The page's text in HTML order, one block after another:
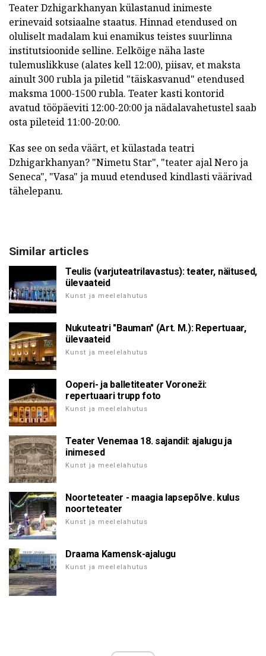
Teater Dzhigarkhanyan külastanud inimeste
erinevaid sotsiaalne staatus. Hinnad etendused on
oluliselt madalam kui enamikus teistes suurlinna
institutsioonide selline. Eelkõige näha laste
tulemuslikkuse (alates kell 12:00), piisav, et maksta
ainult 300 rubla ja piletid "täiskasvanud" etendused
maksma 1000-1500 rubla. Teater kasti kontorid
avatud tööpäeviti 12:00-20:00 ja nädalavahetustel saab
osta pileteid 11:00-20:00.
Kas see on seda väärt, et külastada teatri
Dzhigarkhanyan? "Nimetu Star", "teater ajal Nero ja
Seneca", "Vasa" ja muud etendused kindlasti väärivad
tähelepanu.
Similar articles
Teulis (varjuteatrilavastus): teater, näitused,
ülevaateid
Kunst ja meelelahutus
Nukuteatri "Bauman" (Art. M.): Repertuaar,
ülevaateid
Kunst ja meelelahutus
Ooperi- ja balletiteater Voroneži:
repertuaari trupp foto
Kunst ja meelelahutus
Teater Venemaa 18. sajandil: ajalugu ja
inimesed
Kunst ja meelelahutus
Noorteteater - maagia lapsepõlve. kulus
noorteteater
Kunst ja meelelahutus
Draama Kamensk-ajalugu
Kunst ja meelelahutus